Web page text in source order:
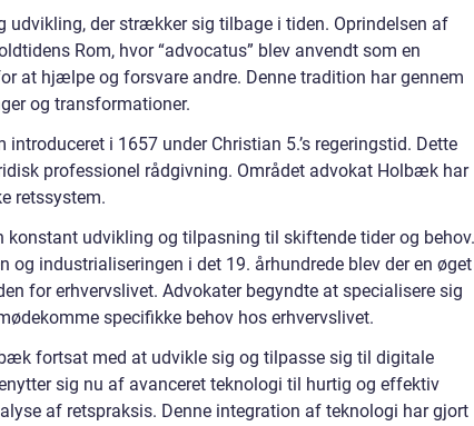
udvikling, der strækker sig tilbage i tiden. Oprindelsen af
Rom, hvor “advocatus” blev anvendt som en
at hjælpe og forsvare andre. Denne tradition har gennem
og transformationer.
i 1657 under Christian 5.’s regeringstid. Dette
professionel rådgivning. Området advokat Holbæk har
retssystem.
udvikling og tilpasning til skiftende tider og behov.
industrialiseringen i det 19. århundrede blev der en øget
for erhvervslivet. Advokater begyndte at specialisere sig
specifikke behov hos erhvervslivet.
fortsat med at udvikle sig og tilpasse sig til digitale
sig nu af avanceret teknologi til hurtig og effektiv
af retspraksis. Denne integration af teknologi har gjort